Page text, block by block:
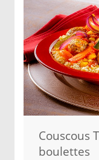
Couscous
boulettes